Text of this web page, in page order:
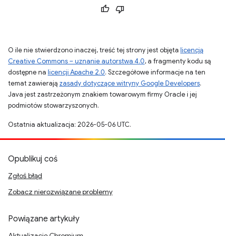
O ile nie stwierdzono inaczej, treść tej strony jest objęta licencją
Creative Commons – uznanie autorstwa 4.0, a fragmenty kodu są
dostępne na licencji Apache 2.0. Szczegółowe informacje na ten
temat zawierają zasady dotyczące witryny Google Developers.
Java jest zastrzeżonym znakiem towarowym firmy Oracle i jej
podmiotów stowarzyszonych.
Ostatnia aktualizacja: 2026-05-06 UTC.
Opublikuj coś
Zgłoś błąd
Zobacz nierozwiązane problemy
Powiązane artykuły